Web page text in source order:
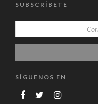
SUBSCRÍBETE
SÍGUENOS EN